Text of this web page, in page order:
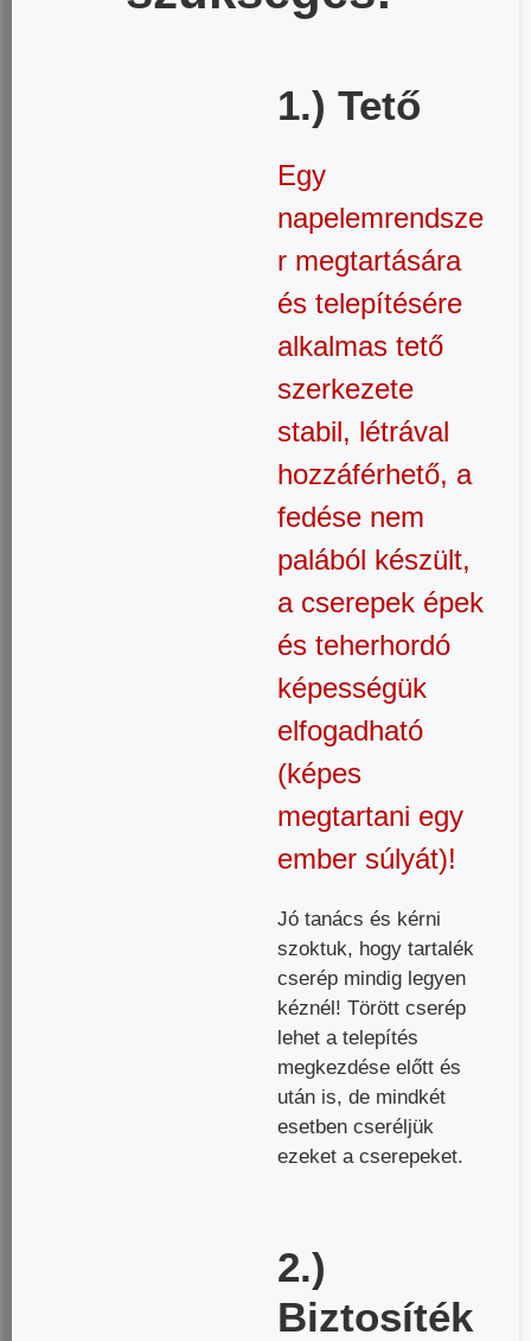
1.) Tető
Egy
napelemrendsze
r megtartására
és telepítésére
alkalmas tető
szerkezete
stabil, létrával
hozzáférhető, a
fedése nem
palából készült,
a cserepek épek
és teherhordó
képességük
elfogadható
(képes
megtartani egy
ember súlyát)!
Jó tanács és kérni
szoktuk, hogy tartalék
cserép mindig legyen
kéznél! Törött cserép
lehet a telepítés
megkezdése előtt és
után is, de mindkét
esetben cseréljük
ezeket a cserepeket.
2.)
Biztosíték